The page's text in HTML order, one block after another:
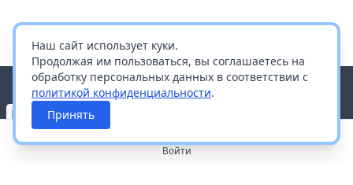
Наш сайт использует куки.
Продолжая им пользоваться, вы соглашаетесь на
обработку персональных данных в соответствии с
политикой конфиденциальности.
Принять
Войти